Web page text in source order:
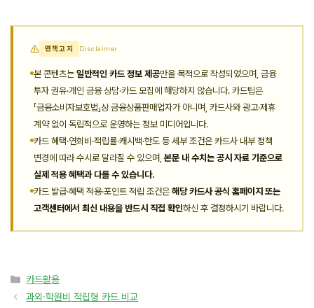
면책고지 Disclaimer
본 콘텐츠는 일반적인 카드 정보 제공만을 목적으로 작성되었으며, 금융
투자 권유·개인 금융 상담·카드 모집에 해당하지 않습니다. 카드팁은
「금융소비자보호법」상 금융상품판매업자가 아니며, 카드사와 광고·제휴
계약 없이 독립적으로 운영하는 정보 미디어입니다.
카드 혜택·연회비·적립률·캐시백·한도 등 세부 조건은 카드사 내부 정책
변경에 따라 수시로 달라질 수 있으며,본문 내 수치는 공시 자료 기준으로
실제 적용 혜택과 다를 수 있습니다.
카드 발급·혜택 적용·포인트 적립 조건은 해당 카드사 공식 홈페이지 또는
고객센터에서 최신 내용을 반드시 직접 확인하신 후 결정하시기 바랍니다.
카
테
카드활용
과외·학원비 적립형 카드 비교